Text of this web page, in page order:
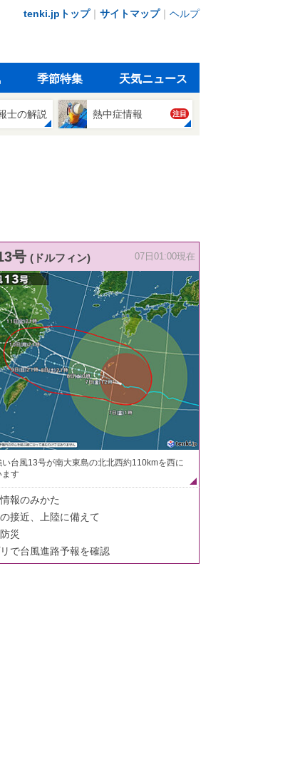
tenki.jpトップ｜ サイトマップ｜ ヘルプ
季節特集 天気ニュース
士の解説 熱中症情報 注目
号 (ドルフィン) 07日01:00現在
い台風13号が南大東島の北北西約110kmを西に
ます
報のみかた
接近、上陸に備えて
災
で台風進路予報を確認